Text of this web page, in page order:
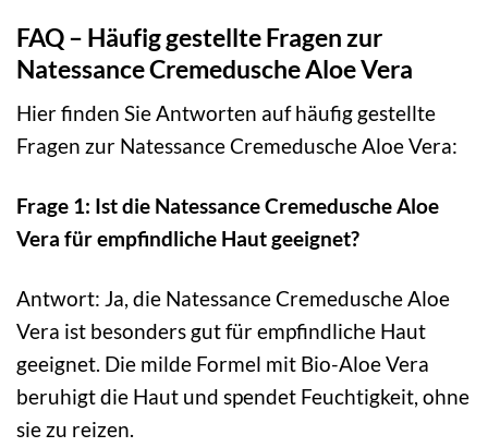
FAQ – Häufig gestellte Fragen zur
Natessance Cremedusche Aloe Vera
Hier finden Sie Antworten auf häufig gestellte
Fragen zur Natessance Cremedusche Aloe Vera:
Frage 1: Ist die Natessance Cremedusche Aloe
Vera für empfindliche Haut geeignet?
Antwort: Ja, die Natessance Cremedusche Aloe
Vera ist besonders gut für empfindliche Haut
geeignet. Die milde Formel mit Bio-Aloe Vera
beruhigt die Haut und spendet Feuchtigkeit, ohne
sie zu reizen.